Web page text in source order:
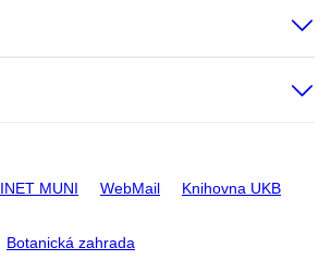
INET MUNI WebMail Knihovna UKB
Botanická zahrada